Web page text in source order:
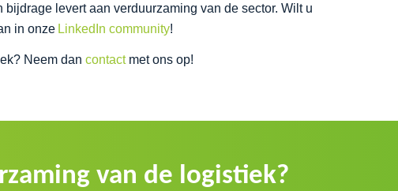
levert aan verduurzaming van de sector. Wilt u
in onze LinkedIn community!
Neem dan contactmet ons op!
van de logistiek?